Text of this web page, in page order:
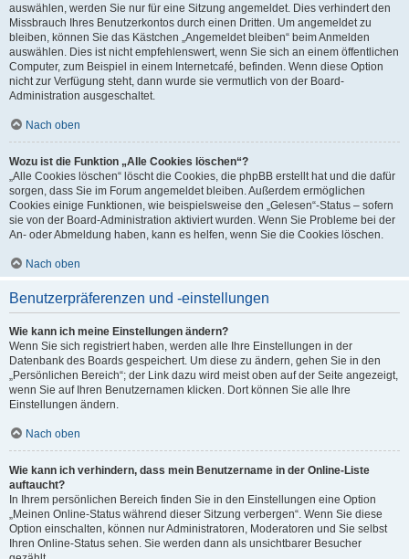
auswählen, werden Sie nur für eine Sitzung angemeldet. Dies verhindert den
Missbrauch Ihres Benutzerkontos durch einen Dritten. Um angemeldet zu
bleiben, können Sie das Kästchen „Angemeldet bleiben“ beim Anmelden
auswählen. Dies ist nicht empfehlenswert, wenn Sie sich an einem öffentlichen
Computer, zum Beispiel in einem Internetcafé, befinden. Wenn diese Option
nicht zur Verfügung steht, dann wurde sie vermutlich von der Board-
Administration ausgeschaltet.
Nach oben
Wozu ist die Funktion „Alle Cookies löschen“?
„Alle Cookies löschen“ löscht die Cookies, die phpBB erstellt hat und die dafür
sorgen, dass Sie im Forum angemeldet bleiben. Außerdem ermöglichen
Cookies einige Funktionen, wie beispielsweise den „Gelesen“-Status – sofern
sie von der Board-Administration aktiviert wurden. Wenn Sie Probleme bei der
An- oder Abmeldung haben, kann es helfen, wenn Sie die Cookies löschen.
Nach oben
Benutzerpräferenzen und -einstellungen
Wie kann ich meine Einstellungen ändern?
Wenn Sie sich registriert haben, werden alle Ihre Einstellungen in der
Datenbank des Boards gespeichert. Um diese zu ändern, gehen Sie in den
„Persönlichen Bereich“; der Link dazu wird meist oben auf der Seite angezeigt,
wenn Sie auf Ihren Benutzernamen klicken. Dort können Sie alle Ihre
Einstellungen ändern.
Nach oben
Wie kann ich verhindern, dass mein Benutzername in der Online-Liste
auftaucht?
In Ihrem persönlichen Bereich finden Sie in den Einstellungen eine Option
„Meinen Online-Status während dieser Sitzung verbergen“. Wenn Sie diese
Option einschalten, können nur Administratoren, Moderatoren und Sie selbst
Ihren Online-Status sehen. Sie werden dann als unsichtbarer Besucher